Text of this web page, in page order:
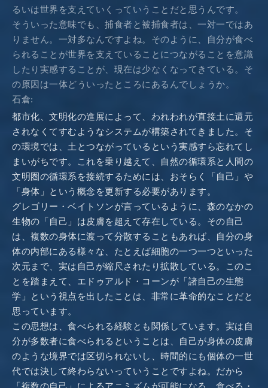
るいは世界を支えていくっていうことだと思うんです。
そういった意味でも、捕食者と被捕食者は、一対一ではあ
りません。一対多なんですよね。そのように、自分が食べ
られることが世界を支えていることにつながることを意識
したり実感することが、現在は少なくなってきている。そ
の原因は一体どういったところにあるんでしょうか。
石倉:
都市化、文明化の進展によって、われわれが直接土に還元
されなくてすむようなシステムが構築されてきました。そ
の環境では、土とつながっているという実感すら忘れてし
まいがちです。これを乗り越えて、自然の循環系と人間の
文明圏の循環系を接続するためには、おそらく「自己」や
「身体」という概念を更新する必要があります。
グレゴリー・ベイトソンが言っているように、森のなかの
生物の「自己」は皮膚を超えて存在している。その自己
は、複数の身体に渡って分散することもあれば、自分の身
体の内部にある様々な、たとえば細胞の一つ一つといった
次元まで、実は自己が縮尺されたり拡散している。このこ
とを踏まえて、エドゥアルド・コーンが「諸自己の生態
学」という視点を出したことは、非常に革命的なことだと
思っています。
この思想は、食べられる経験とも関係しています。実は自
分が多数者に食べられるということは、自己が身体の皮膚
のような境界では区切られないし、時間的にも個体の一世
代では決して終わらないっていうことですよね。だから